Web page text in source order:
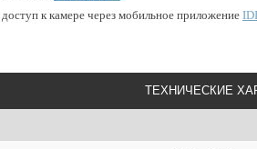
к камере через мобильное приложение
ТЕХНИЧЕСКИЕ